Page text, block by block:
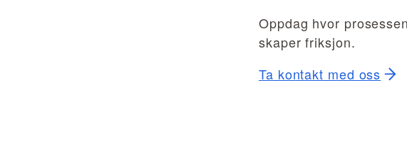
Oppdag hvor
skaper friksjon.
Ta kontakt med oss